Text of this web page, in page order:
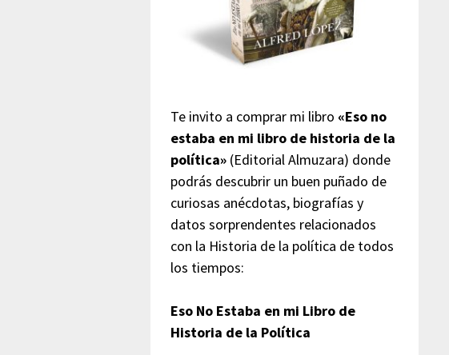
Te invito a comprar mi libro «Eso no
estaba en mi libro de historia de la
política»(Editorial Almuzara) donde
podrás descubrir un buen puñado de
curiosas anécdotas, biografías y
datos sorprendentes relacionados
con la Historia de la política de todos
los tiempos:
Eso No Estaba en mi Libro de
Historia de la Política